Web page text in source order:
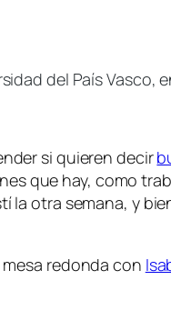
del País
si quieren decir
que hay, como
la otra semana, y
redonda con